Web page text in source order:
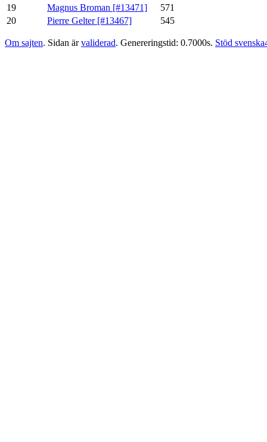
19
Magnus Broman [#13471]
571
20
Pierre Gelter [#13467] 545
Om sajten. Sidan ärvaliderad. Genereringstid: 0.7000s. Stöd